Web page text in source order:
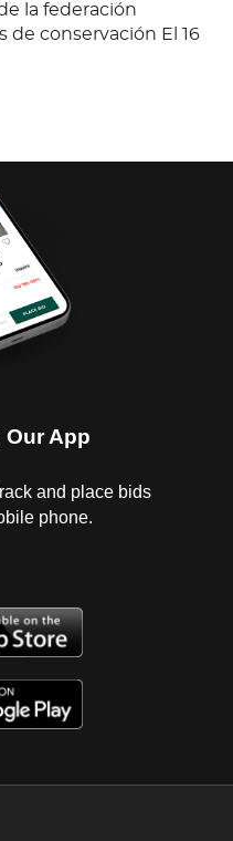
la federación
de conservación El 16
montura de
abultadas y con
de una
para esa
Por descuido no fue
cree por hechura que
Morales, de
conocedora del medio
es el
con el nombre
Our App
and place bids
phone.